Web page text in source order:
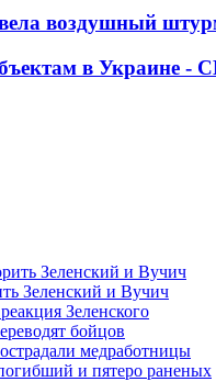
воздушный
в Украине -
Зеленский и Вучич
Зеленского
бойцов
медработницы
и пятеро раненых